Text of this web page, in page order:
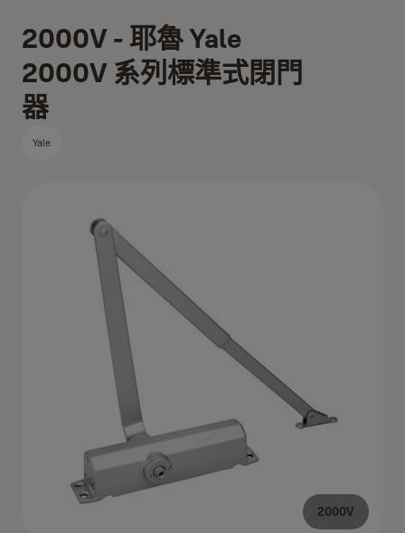
2000V - 耶魯 Yale
2000V 系列標準式閉門
器
Yale
2000V